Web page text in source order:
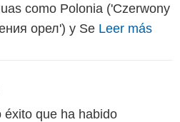
como Polonia ('Czerwony
орел') y Se Leer más
éxito que ha habido